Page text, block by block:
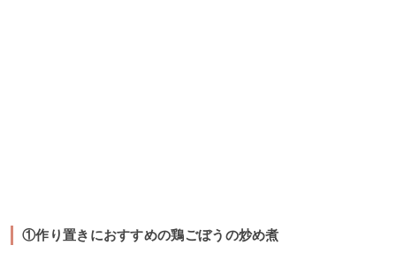
①作り置きにおすすめの鶏ごぼうの炒め煮